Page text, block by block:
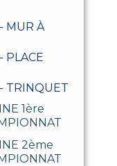
MUR À
PLACE
TRINQUET
1ère
2ème